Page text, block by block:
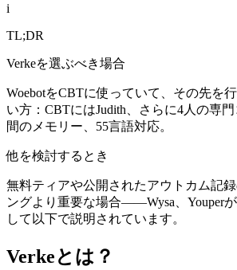
i
TL;DR
Verkeを選ぶべき場合
WoebotをCBTに使っていて、その先を
い方：CBTにはJudith、さらに4人の専
間のメモリー、55言語対応。
他を検討するとき
無料ティアや公開されたアウトカム記
ングより重要な場合——Wysa、Youper
して以下で説明されています。
Verkeとは？